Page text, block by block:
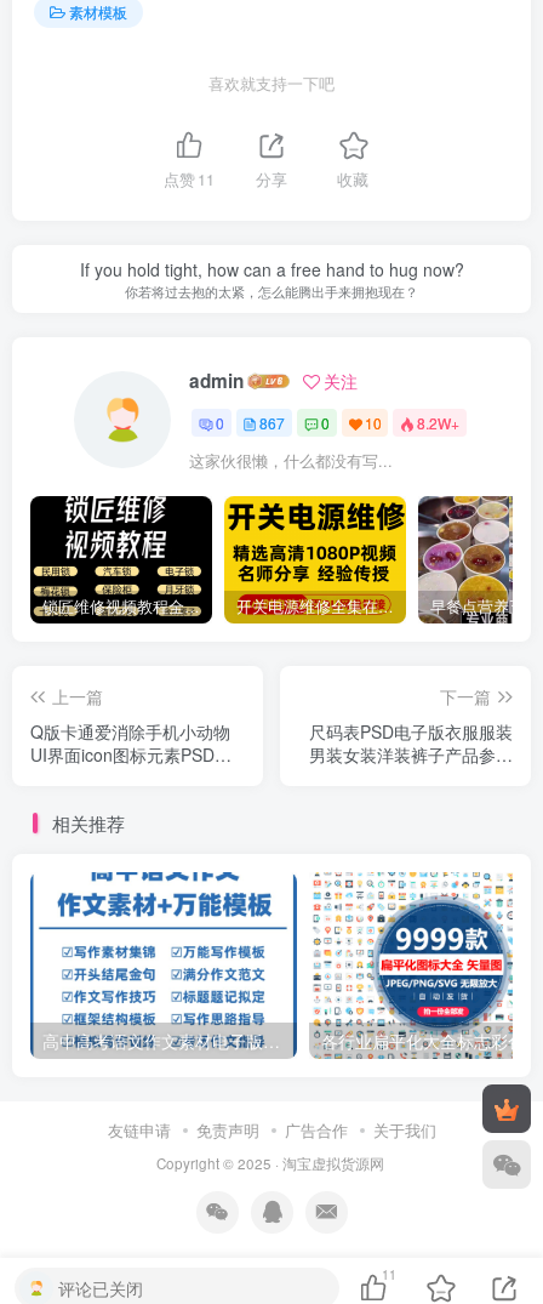
素材模板
喜欢就支持一下吧
点赞11 分享 收藏
If you hold tight, how can a free hand to hug now?
你若将过去抱的太紧，怎么能腾出手来拥抱现在？
admin 关注
0 867 0 10 8.2W+
这家伙很懒，什么都没有写...
锁匠维修视频教程全套从入门到精通技巧培训学习在线自学课程 开关电源维修全集在线视频教程新手零基础课程教程从入门到精通
上一篇
Q版卡通爱消除手机小动物
UI界面icon图标元素PSD分
下一篇
尺码表PSD电子版衣服服装
男装女装洋装裤子产品参数
相关推荐
高中高考语文作文素材电子版满分作文写作通用模板及范文句子
友链申请 免责声明 广告合作 关于我们
Copyright © 2025 · 淘宝虚拟货源网
评论已关闭
11